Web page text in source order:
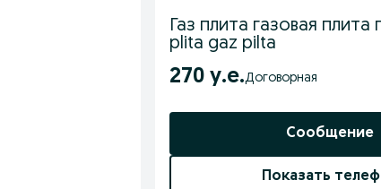
Газ плита газовая плита
plita gaz pilta
270 у.е. Договорная
Сообщение
Показать